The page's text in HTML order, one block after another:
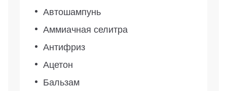
Автошампунь
Аммиачная селитра
Антифриз
Ацетон
Бальзам